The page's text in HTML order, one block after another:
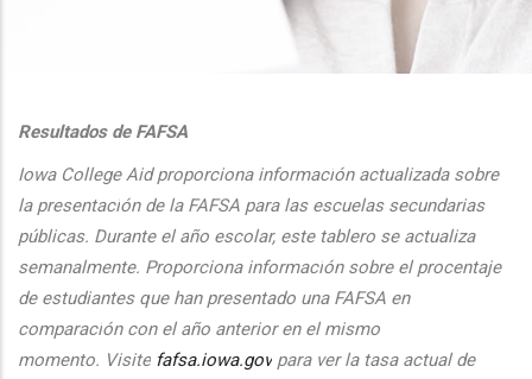
Resultados de FAFSA
Iowa College Aid proporciona información actualizada sobre
la presentación de la FAFSA para las escuelas secundarias
públicas. Durante el año escolar, este tablero se actualiza
semanalmente. Proporciona información sobre el procentaje
de estudiantes que han presentado una FAFSA en
comparación con el año anterior en el mismo
momento. Visite fafsa.iowa.gov para ver la tasa actual de